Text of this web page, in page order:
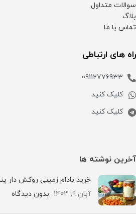
سوالات متداول
بلاگ
تماس با ما
راه های ارتباطی
09112776933
کلیک کنید
کلیک کنید
آخرین نوشته ها
خرید بادام زمینی روکش دار
آبان 9, 1403
بدون دیدگاه